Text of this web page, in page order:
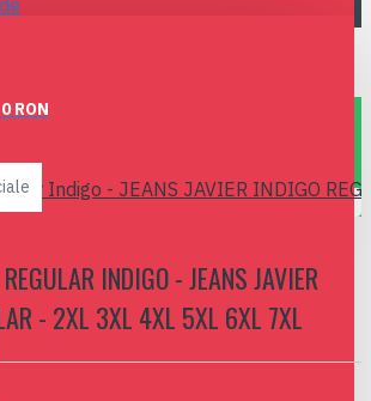
RON
Indigo - JEANS JAVIER INDIGO
INDIGO - JEANS JAVIER
- 2XL 3XL 4XL 5XL 6XL 7XL